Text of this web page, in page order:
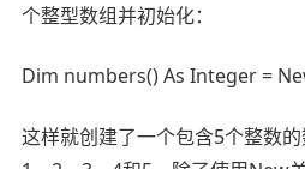
个整型数组并初始化：
Dim numbers() As Integer =
这样就创建了一个包含5个整数